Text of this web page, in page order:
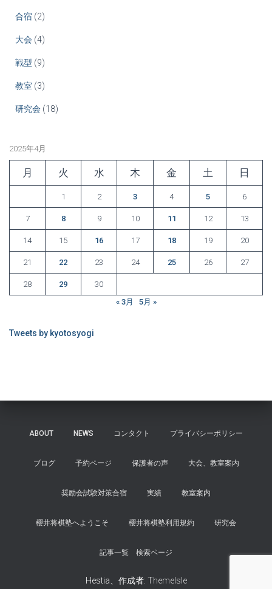
合宿 (2)
大会 (4)
戦型 (9)
教室 (3)
研究会 (18)
2025年4月
月 火 水 木 金 土 日
1 2 3 4 5 6
7 8 9 10 11 12 13
14 15 16 17 18 19 20
21 22 23 24 25 26 27
28 29
30
« 3月
5月 »
Tweets by kyotosyogi
ABOUT NEWS コンタクト プライバシーポリシー
ブログ 予約ページ 保護者の声 大会、教室案内
奨励会試験対策合宿 実績 教室案内
櫻井将棋塾へようこそ 櫻井将棋塾利用規約 研究会
記事一覧 検索ページ
Hestia、作成者: ThemeIsle